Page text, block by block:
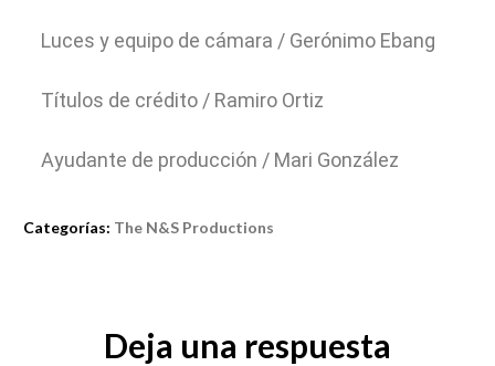
Luces y equipo de cámara / Gerónimo Ebang
Títulos de crédito / Ramiro Ortiz
Ayudante de producción / Mari González
Categorías: The N&S Productions
Deja una respuesta